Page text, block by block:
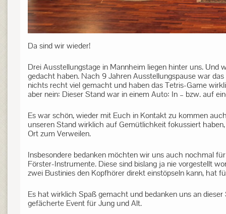
Da sind wir wieder!
Drei Ausstellungstage in Mannheim liegen hinter uns. Und
gedacht haben. Nach 9 Jahren Ausstellungspause war
nichts recht viel gemacht und haben das Tetris-Game
aber nein: Dieser Stand war in einem Auto: In – bzw. auf
Es war schön, wieder mit Euch in Kontakt zu kommen
unseren Stand wirklich auf Gemütlichkeit fokussiert
Ort zum Verweilen.
Insbesondere bedanken möchten wir uns auch nochmal
Förster-Instrumente. Diese sind bislang ja nie vorgestellt
zwei Bustinies den Kopfhörer direkt einstöpseln kann, hat
Es hat wirklich Spaß gemacht und bedanken uns an
gefächerte Event für Jung und Alt.